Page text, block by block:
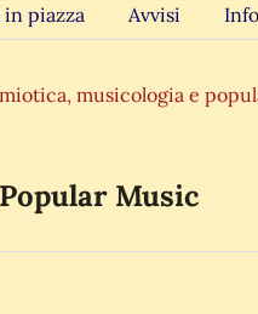
in piazza Avvisi Info
musicologia e
Music